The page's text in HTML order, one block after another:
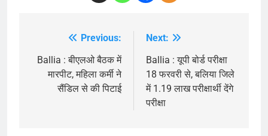
navigation
Previous:
Ballia : बीएलओ बैठक में
मारपीट, महिला कर्मी ने
सैंडिल से की पिटाई
Next:
Ballia : यूपी बोर्ड परीक्षा
18 फरवरी से, बलिया जिले
में 1.19 लाख परीक्षार्थी देंगे
परीक्षा